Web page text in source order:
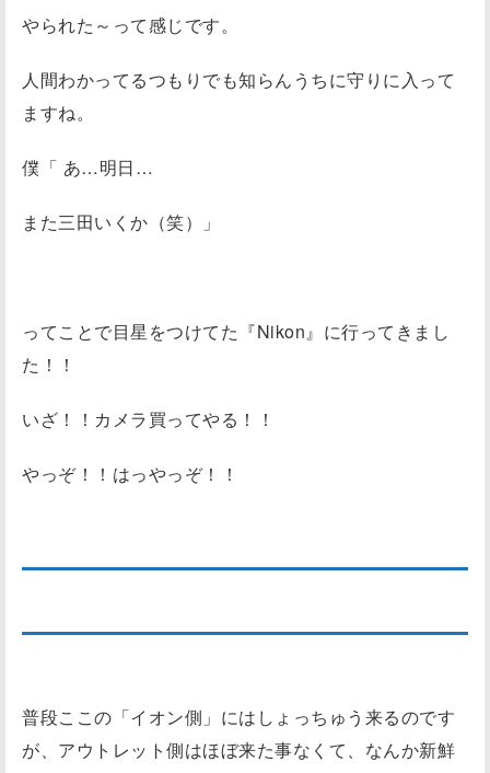
やられた～って感じです。
人間わかってるつもりでも知らんうちに守りに入って
ますね。
僕「 あ…明日…
また三田いくか（笑）」
ってことで目星をつけてた『Nikon』に行ってきまし
た！！
いざ！！カメラ買ってやる！！
やっぞ！！はっやっぞ！！
普段ここの「イオン側」にはしょっちゅう来るのです
が、アウトレット側はほぼ来た事なくて、なんか新鮮